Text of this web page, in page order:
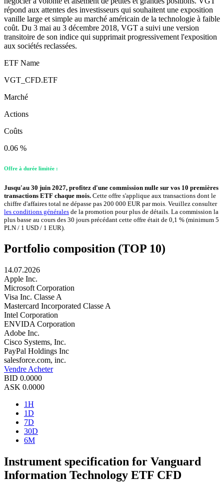
répond aux attentes des investisseurs qui souhaitent une exposition
vanille large et simple au marché américain de la technologie à faible
coût. Du 3 mai au 3 décembre 2018, VGT a suivi une version
transitoire de son indice qui supprimait progressivement l'exposition
aux sociétés reclassées.
ETF Name
VGT_CFD.ETF
Marché
Actions
Coûts
0.06 %
Offre à durée limitée :
Jusqu'au 30 juin 2027, profitez d'une commission nulle sur vos 10 premières
transactions ETF chaque mois. Cette offre s'applique aux transactions dont le
chiffre d'affaires total ne dépasse pas 200 000 EUR par mois. Veuillez consulter
les conditions générales de la promotion pour plus de détails. La commission la
plus basse au cours des 30 jours précédant cette offre était de 0,1 % (minimum 5
PLN / 1 USD / 1 EUR).
Portfolio composition (TOP 10)
14.07.2026
Apple Inc.
Microsoft Corporation
Visa Inc. Classe A
Mastercard Incorporated Classe A
Intel Corporation
ENVIDA Corporation
Adobe Inc.
Cisco Systems, Inc.
PayPal Holdings Inc
salesforce.com, inc.
Vendre Acheter
BID 0.0000
ASK 0.0000
1H
1D
7D
30D
6M
Instrument specification for Vanguard
Information Technology ETF CFD